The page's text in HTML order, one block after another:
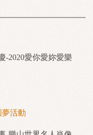
-2020愛你愛妳愛樂
活動